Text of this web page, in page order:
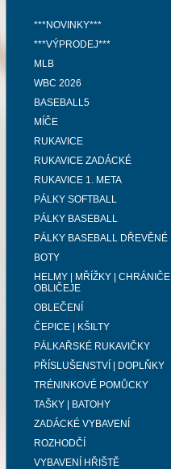
***NOVINKY***
***VÝPRODEJ***
MLB
WBC 2026
BASEBALL5
MÍČE
RUKAVICE
RUKAVICE ZADÁCKÉ
RUKAVICE 1. META
PÁLKY SOFTBALL
PÁLKY BASEBALL
PÁLKY BASEBALL DŘEVĚNÉ
BOTY
HELMY | MŘÍŽKY | CHRÁNIČE
OBLIČEJE
OBLEČENÍ
ČEPICE | KŠILTY
PÁLKAŘSKÉ RUKAVIČKY
PŘÍSLUŠENSTVÍ | DOPLŇKY
TRÉNINKOVÉ POMŮCKY
TAŠKY | BATOHY
ZADÁCKÉ VYBAVENÍ
ROZHODČÍ
VYBAVENÍ HŘIŠTĚ